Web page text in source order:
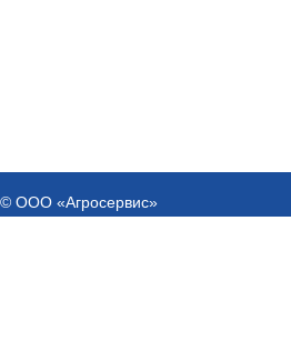
© ООО «Агросервис»